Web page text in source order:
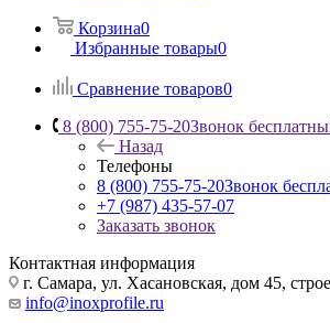
Корзина0
Избранные товары0
Сравнение товаров0
8 (800) 755-75-20Звонок
Назад
Телефоны
8 (800) 755-75-20Звонок
+7 (987) 435-57-07
Заказать звонок
Контактная информация
г. Самара, ул. Хасановская, дом 45,
info@inoxprofile.ru